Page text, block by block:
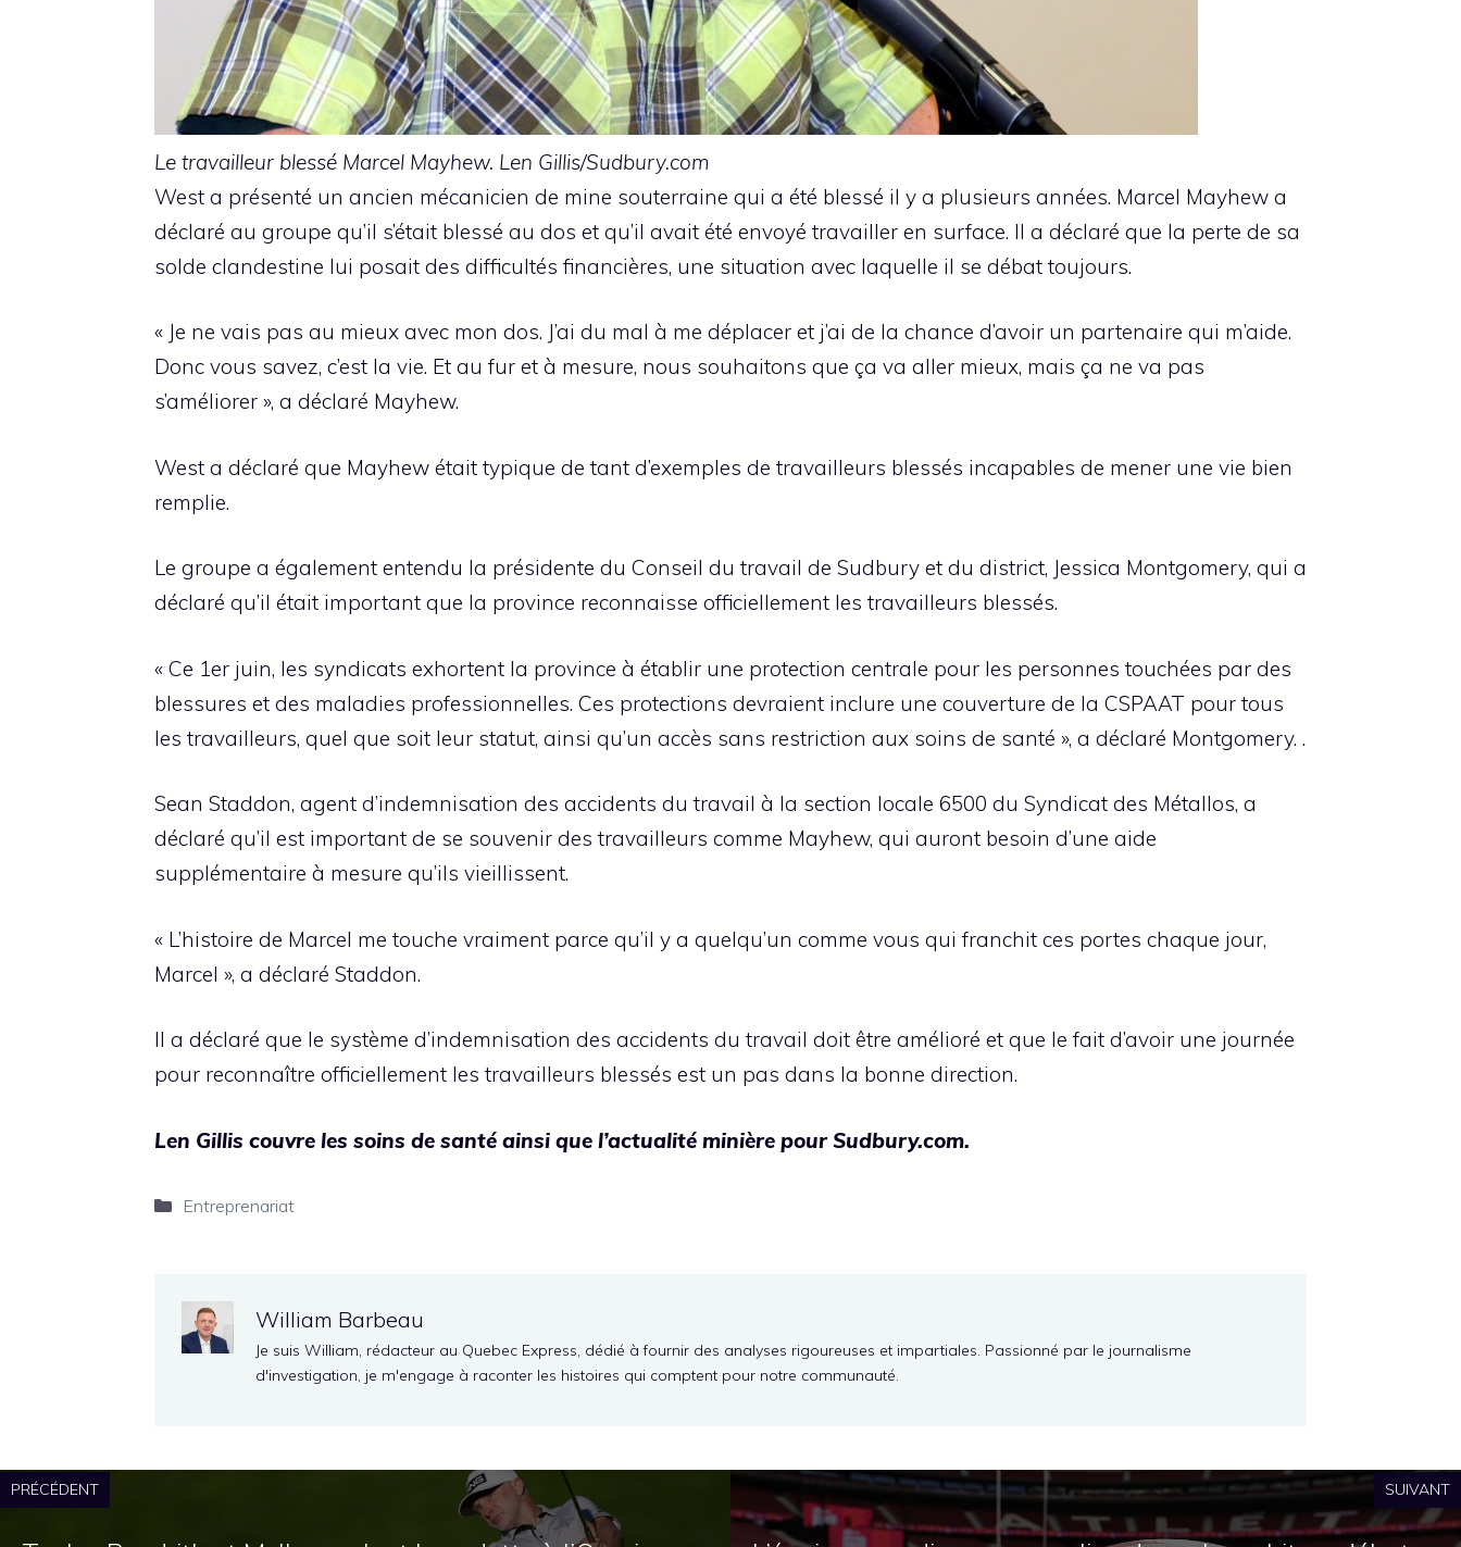
Le travailleur blessé Marcel Mayhew. Len Gillis/Sudbury.com
West a présenté un ancien mécanicien de mine souterraine qui a été blessé il y a plusieurs années. Marcel Mayhew a
déclaré au groupe qu’il s’était blessé au dos et qu’il avait été envoyé travailler en surface. Il a déclaré que la perte de sa
solde clandestine lui posait des difficultés financières, une situation avec laquelle il se débat toujours.
« Je ne vais pas au mieux avec mon dos. J’ai du mal à me déplacer et j’ai de la chance d’avoir un partenaire qui m’aide.
Donc vous savez, c’est la vie. Et au fur et à mesure, nous souhaitons que ça va aller mieux, mais ça ne va pas
s’améliorer », a déclaré Mayhew.
West a déclaré que Mayhew était typique de tant d’exemples de travailleurs blessés incapables de mener une vie bien
remplie.
Le groupe a également entendu la présidente du Conseil du travail de Sudbury et du district, Jessica Montgomery, qui a
déclaré qu’il était important que la province reconnaisse officiellement les travailleurs blessés.
« Ce 1er juin, les syndicats exhortent la province à établir une protection centrale pour les personnes touchées par des
blessures et des maladies professionnelles. Ces protections devraient inclure une couverture de la CSPAAT pour tous
les travailleurs, quel que soit leur statut, ainsi qu’un accès sans restriction aux soins de santé », a déclaré Montgomery. .
Sean Staddon, agent d’indemnisation des accidents du travail à la section locale 6500 du Syndicat des Métallos, a
déclaré qu’il est important de se souvenir des travailleurs comme Mayhew, qui auront besoin d’une aide
supplémentaire à mesure qu’ils vieillissent.
« L’histoire de Marcel me touche vraiment parce qu’il y a quelqu’un comme vous qui franchit ces portes chaque jour,
Marcel », a déclaré Staddon.
Il a déclaré que le système d’indemnisation des accidents du travail doit être amélioré et que le fait d’avoir une journée
pour reconnaître officiellement les travailleurs blessés est un pas dans la bonne direction.
Len Gillis couvre les soins de santé ainsi que l’actualité minière pour Sudbury.com.
Catégories
Entreprenariat
William Barbeau
Je suis William, rédacteur au Quebec Express, dédié à fournir des analyses rigoureuses et impartiales. Passionné par le journalisme
d'investigation, je m'engage à raconter les histoires qui comptent pour notre communauté.
PRÉCÉDENT SUIVANT